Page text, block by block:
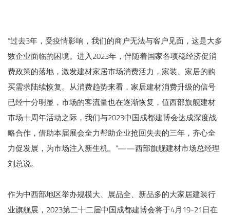
重庆建博会
English
“过去3年，受疫情影响，我们的商户无法与客户见面，这是大多
数企业面临的困境。进入2023年，伴随着国家各项稳经济促消
费政策的落地，激发建材家居市场消费活力，家装、家居的购
买需求陆续恢复。从消费趋势来看，家居建材消费升级的信号
已经十分明显，市场的客流量也在逐渐恢复，值西部旗舰建材
市场十周年活动之际，我们与2023中国成都建博会达成深度战
略合作，借助本届展会全力帮助企业抢回失去的三年，齐心全
力促发展，为市场注入新生机。”——西部旗舰建材市场总经理
刘总说。
作为中西部地区举办规模大、展品全、新品多的大家居建装行
业旗舰展，2023第二十二届中国成都建博会将于4月19-21日在